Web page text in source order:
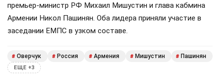
премьер-министр РФ Михаил Мишустин и глава кабмина
Армении Никол Пашинян. Оба лидера приняли участие в
заседании ЕМПС в узком составе.
# Оверчук # Россия # Армения # Мишустин # Пашинян
ЕЩЕ +3